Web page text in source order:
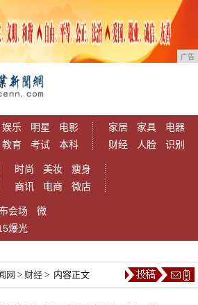
广告
娱乐 明星
电影
教育
考试 本科
家居 家具
电器
财经
人脸 识别
时尚 美妆
瘦身
商讯
电商 微店
会场
微
爆光
网 > 财经 > 内容正文